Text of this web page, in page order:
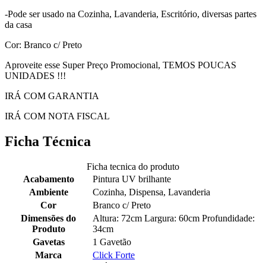
-Pode ser usado na Cozinha, Lavanderia, Escritório, diversas partes
da casa
Cor: Branco c/ Preto
Aproveite esse Super Preço Promocional, TEMOS POUCAS
UNIDADES !!!
IRÁ COM GARANTIA
IRÁ COM NOTA FISCAL
Ficha Técnica
Ficha tecnica do produto
Acabamento
Pintura UV brilhante
Ambiente
Cozinha, Dispensa, Lavanderia
Cor
Branco c/ Preto
Dimensões do
Produto
Altura: 72cm Largura: 60cm Profundidade:
34cm
Gavetas
1 Gavetão
Marca
Click Forte